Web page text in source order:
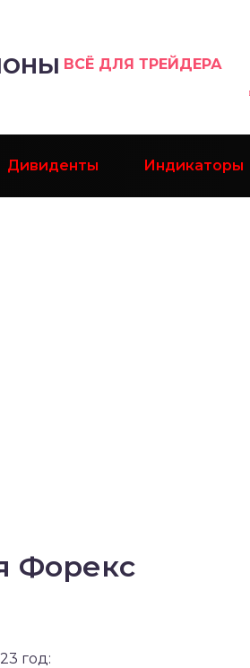
ВСЁ ДЛЯ ТРЕЙДЕРА
Дивиденты Индикаторы
Форекс
год: